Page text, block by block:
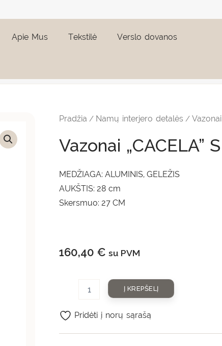
Apie Mus Tekstilė Verslo dovanos
Pradžia / Namų interjero detalės /Vazonai
Vazonai „CACELA” S
MEDŽIAGA: ALUMINIS, GELEŽIS
AUKŠTIS: 28 cm
Skersmuo: 27 CM
160,40 € su PVM
"CACELA"
Į KREPŠELĮ
Pridėti į norų sąrašą